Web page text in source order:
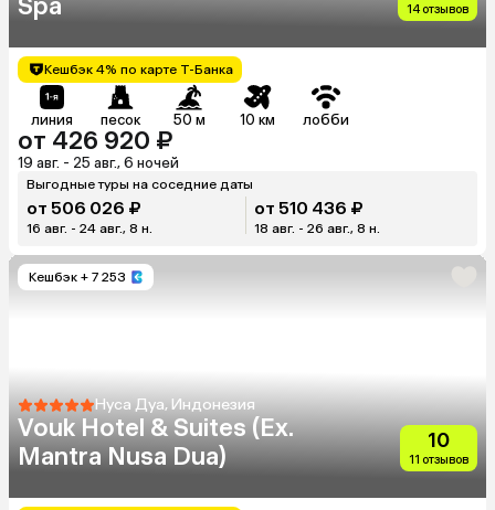
Spa 14 отзывов
Кешбэк 4% по карте Т-Банка
линия песок 50 м 10 км лобби
от 426 920 ₽
19 авг. - 25 авг., 6 ночей
Выгодные туры на соседние даты
от 506 026 ₽
16 авг. - 24 авг., 8 н.
от 510 436 ₽
18 авг. - 26 авг., 8 н.
Кешбэк + 7 253
Нуса Дуа, Индонезия
Vouk Hotel & Suites (Ex.
Mantra Nusa Dua)
10
11 отзывов